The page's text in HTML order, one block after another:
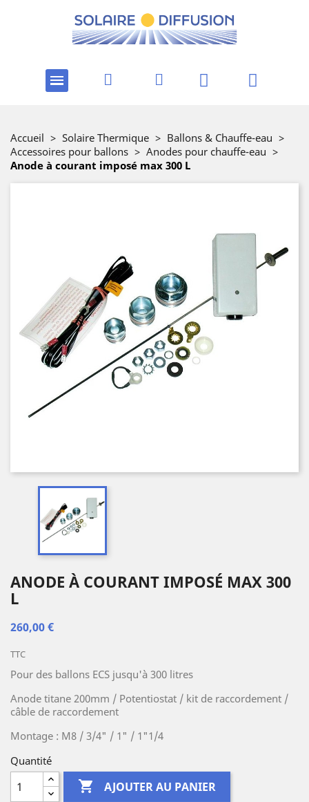
Accueil > Solaire Thermique > Ballons & Chauffe-eau >
Accessoires pour ballons > Anodes pour chauffe-eau >
Anode à courant imposé max 300 L
ANODE À COURANT IMPOSÉ MAX 300
L
260,00 €
TTC
Pour des ballons ECS jusqu'à 300 litres
Anode titane 200mm / Potentiostat / kit de raccordement /
câble de raccordement
Montage : M8 / 3/4" / 1" / 1"1/4
Quantité
 AJOUTER AU PANIER